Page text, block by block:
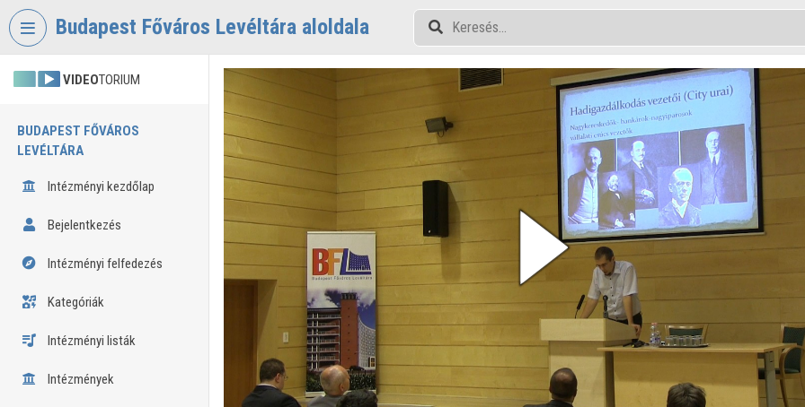
Fejléc kihagyása
Budapest Főváros Levéltára aloldala
VIDEOTORIUM
BUDAPEST FŐVÁROS
LEVÉLTÁRA
Intézményi kezdőlap
Bejelentkezés
Intézményi felfedezés
Kategóriák
Intézményi listák
Intézmények